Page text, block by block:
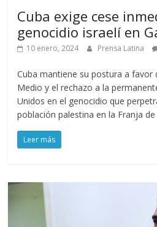
Cuba exige cese
genocidio israelí en
10 enero, 2024 Prensa Latina
Cuba mantiene su postura a favor
Medio y el rechazo a la
Unidos en el genocidio que
población palestina en la Franja de
Leer más